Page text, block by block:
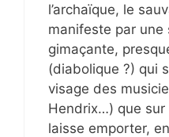
l’archaïque, le
manifeste par
gimaçante,
(diabolique ?) qui
visage des
Hendrix…) que sur
laisse emporter,